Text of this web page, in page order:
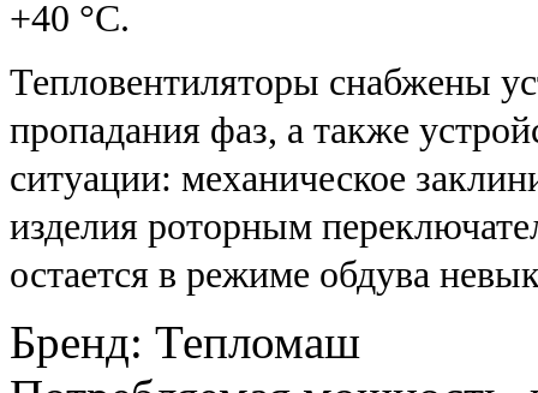
+40 °C.
Тепловентиляторы снабжены
пропадания фаз, а также
ситуации: механическое
изделия роторным
остается в режиме обдува
Бренд: Тепломаш